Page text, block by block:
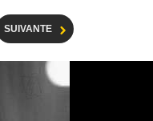
SUIVANTE